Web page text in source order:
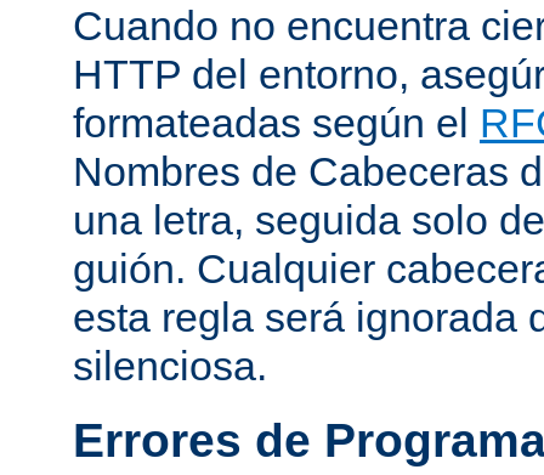
Cuando no encuentra
HTTP del entorno,
formateadas según el
Nombres de Cabeceras
una letra, seguida solo
guión. Cualquier
esta regla será ignorada
silenciosa.
Errores de